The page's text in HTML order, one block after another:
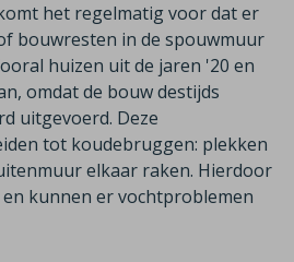
het regelmatig voor dat er
bouwresten in de spouwmuur
huizen uit de jaren '20 en
omdat de bouw destijds
uitgevoerd. Deze
tot koudebruggen: plekken
elkaar raken. Hierdoor
kunnen er vochtproblemen